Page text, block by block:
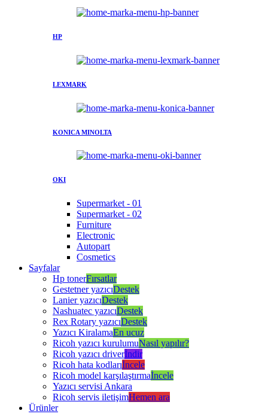
HP
LEXMARK
KONICA MINOLTA
OKI
Supermarket - 01
Supermarket - 02
Furniture
Electronic
Autopart
Cosmetics
Sayfalar
Hp tonerFırsatlar
Gestetner yazıcıDestek
Lanier yazıcıDestek
Nashuatec yazıcıDestek
Rex Rotary yazıcıDestek
Yazıcı KiralamaEn ucuz
Ricoh yazıcı kurulumuNasıl yapılır?
Ricoh yazıcı driverİndir
Ricoh hata kodlarıİncele
Ricoh model karşılaştırmaİncele
Yazıcı servisi Ankara
Ricoh servis iletişimHemen ara
Ürünler